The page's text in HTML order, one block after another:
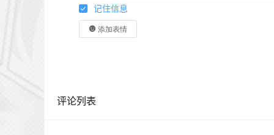
记住信息
添加表情
评论列表